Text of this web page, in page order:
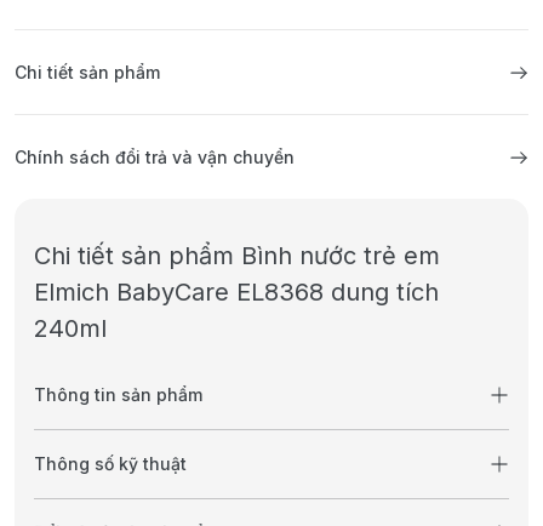
Chi tiết sản phẩm
Chính sách đổi trả và vận chuyển
Chi tiết sản phẩm Bình nước trẻ em
Elmich BabyCare EL8368 dung tích
240ml
Thông tin sản phẩm
Thông số kỹ thuật